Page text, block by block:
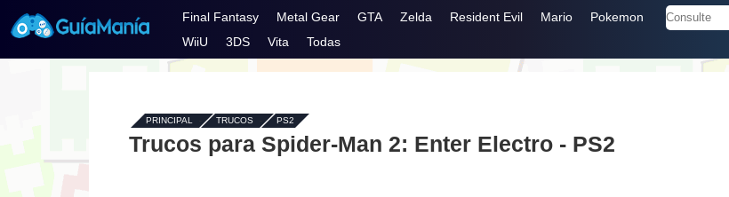
Final Fantasy Metal Gear GTA Zelda Resident Evil Mario Pokemon
WiiU
3DS Vita Todas
PRINCIPAL - TRUCOS- PS2
Trucos para Spider-Man 2: Enter Electro - PS2